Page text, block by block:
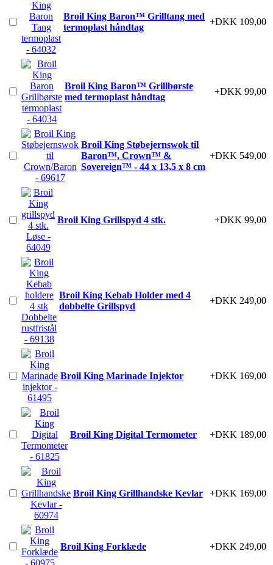
Broil King Baron™ Grilltang med
termoplast håndtag
+DKK 109,00
Broil King Baron™ Grillbørste
med termoplast håndtag
+DKK 99,00
Broil King Støbejernswok til
Baron™, Crown™ &
Sovereign™ - 44 x 13,5 x 8 cm
+DKK 549,00
Broil King Grillspyd 4 stk. +DKK 99,00
Broil King Kebab Holder med 4
dobbelte Grillspyd
+DKK 249,00
Broil King Marinade Injektor +DKK 169,00
Broil King Digital Termometer +DKK 189,00
Broil King Grillhandske Kevlar +DKK 169,00
Broil King Forklæde +DKK 249,00